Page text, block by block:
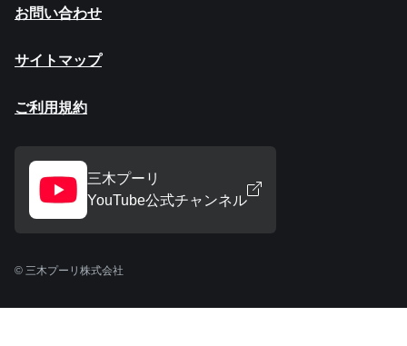
お問い合わせ
サイトマップ
ご利用規約
三木プーリ
YouTube公式チャンネル
© 三木プーリ株式会社